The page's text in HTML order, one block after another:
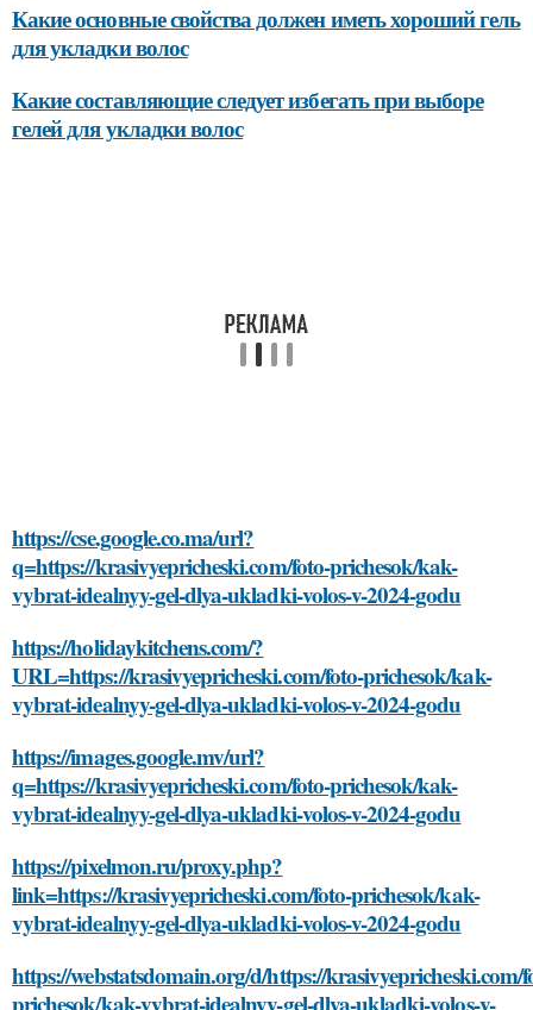
Какие основные свойства должен иметь хороший гель
для укладки волос
Какие составляющие следует избегать при выборе
гелей для укладки волос
https://cse.google.co.ma/url?
q=https://krasivyepricheski.com/foto-prichesok/kak-
vybrat-idealnyy-gel-dlya-ukladki-volos-v-2024-godu
https://holidaykitchens.com/?
URL=https://krasivyepricheski.com/foto-prichesok/kak-
vybrat-idealnyy-gel-dlya-ukladki-volos-v-2024-godu
https://images.google.mv/url?
q=https://krasivyepricheski.com/foto-prichesok/kak-
vybrat-idealnyy-gel-dlya-ukladki-volos-v-2024-godu
https://pixelmon.ru/proxy.php?
link=https://krasivyepricheski.com/foto-prichesok/kak-
vybrat-idealnyy-gel-dlya-ukladki-volos-v-2024-godu
https://webstatsdomain.org/d/https://krasivyepricheski.com/
prichesok/kak-vybrat-idealnyy-gel-dlya-ukladki-volos-v-